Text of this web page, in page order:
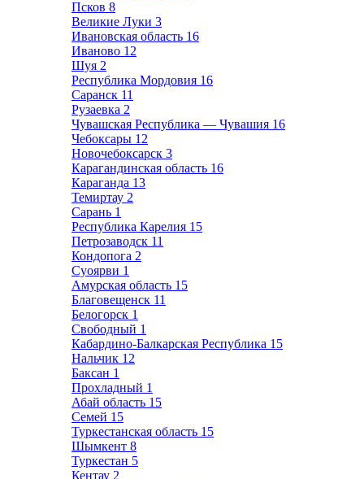
Псков 8
Великие Луки 3
Ивановская область 16
Иваново 12
Шуя 2
Республика Мордовия 16
Саранск 11
Рузаевка 2
Чувашская Республика — Чувашия 16
Чебоксары 12
Новочебоксарск 3
Карагандинская область 16
Караганда 13
Темиртау 2
Сарань 1
Республика Карелия 15
Петрозаводск 11
Кондопога 2
Суоярви 1
Амурская область 15
Благовещенск 11
Белогорск 1
Свободный 1
Кабардино-Балкарская Республика 15
Нальчик 12
Баксан 1
Прохладный 1
Абай область 15
Семей 15
Туркестанская область 15
Шымкент 8
Туркестан 5
Кентау 2